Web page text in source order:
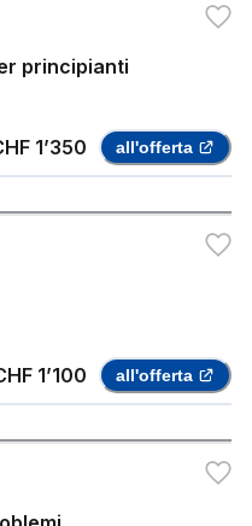
principianti
1’350 all'offerta
1’100 all'offerta